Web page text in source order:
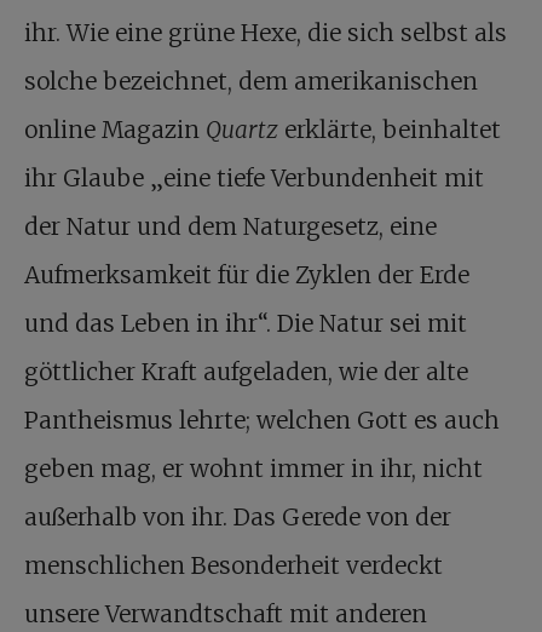
ihr. Wie eine grüne Hexe, die sich selbst als
solche bezeichnet, dem amerikanischen
online Magazin Quartz erklärte, beinhaltet
ihr Glaube „eine tiefe Verbundenheit mit
der Natur und dem Naturgesetz, eine
Aufmerksamkeit für die Zyklen der Erde
und das Leben in ihr“. Die Natur sei mit
göttlicher Kraft aufgeladen, wie der alte
Pantheismus lehrte; welchen Gott es auch
geben mag, er wohnt immer in ihr, nicht
außerhalb von ihr. Das Gerede von der
menschlichen Besonderheit verdeckt
unsere Verwandtschaft mit anderen